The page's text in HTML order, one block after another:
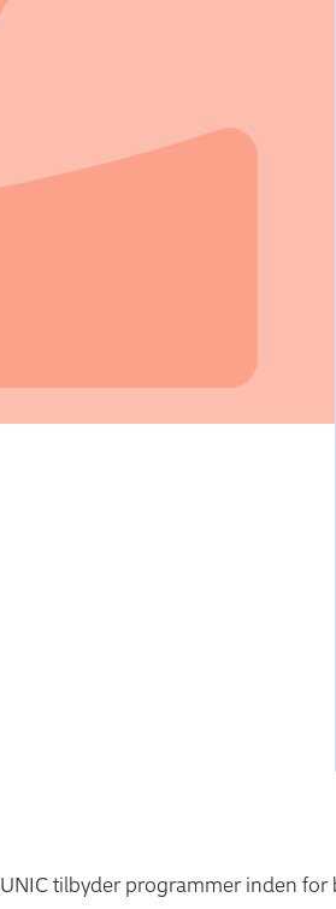
UNIC tilbyder programmer inden for